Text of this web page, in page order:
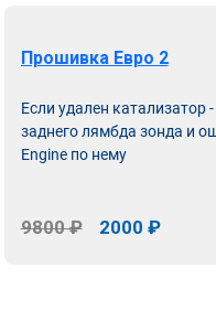
Прошивка Евро 2
Если удален катализатор
заднего лямбда зонда и
Engine по нему
9800 ₽ 2000 ₽